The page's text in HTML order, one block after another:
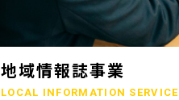
地域情報誌事業
LOCAL INFORMATION SERVICE